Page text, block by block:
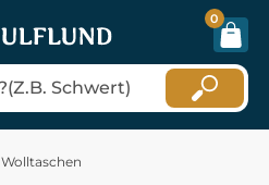
0
Wolltaschen